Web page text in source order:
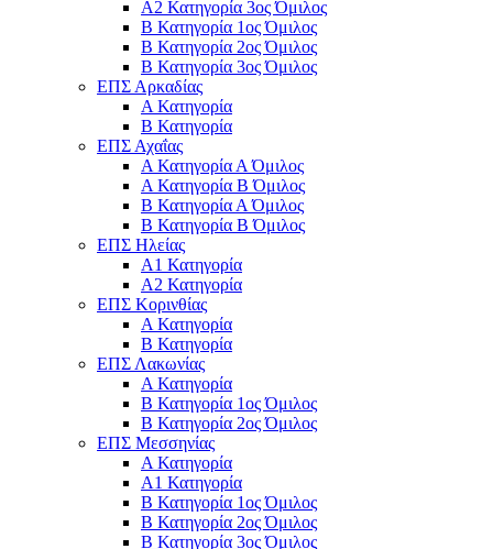
Α2 Κατηγορία 3ος Όμιλος
Β Κατηγορία 1ος Όμιλος
Β Κατηγορία 2ος Όμιλος
Β Κατηγορία 3ος Όμιλος
ΕΠΣ Αρκαδίας
Α Κατηγορία
Β Κατηγορία
ΕΠΣ Αχαΐας
Α Κατηγορία Α Όμιλος
Α Κατηγορία Β Όμιλος
Β Κατηγορία Α Όμιλος
Β Κατηγορία Β Όμιλος
ΕΠΣ Ηλείας
Α1 Κατηγορία
Α2 Κατηγορία
ΕΠΣ Κορινθίας
Α Κατηγορία
Β Κατηγορία
ΕΠΣ Λακωνίας
Α Κατηγορία
Β Κατηγορία 1ος Όμιλος
Β Κατηγορία 2ος Όμιλος
ΕΠΣ Μεσσηνίας
Α Κατηγορία
Α1 Κατηγορία
Β Κατηγορία 1ος Όμιλος
Β Κατηγορία 2ος Όμιλος
Β Κατηγορία 3ος Όμιλος